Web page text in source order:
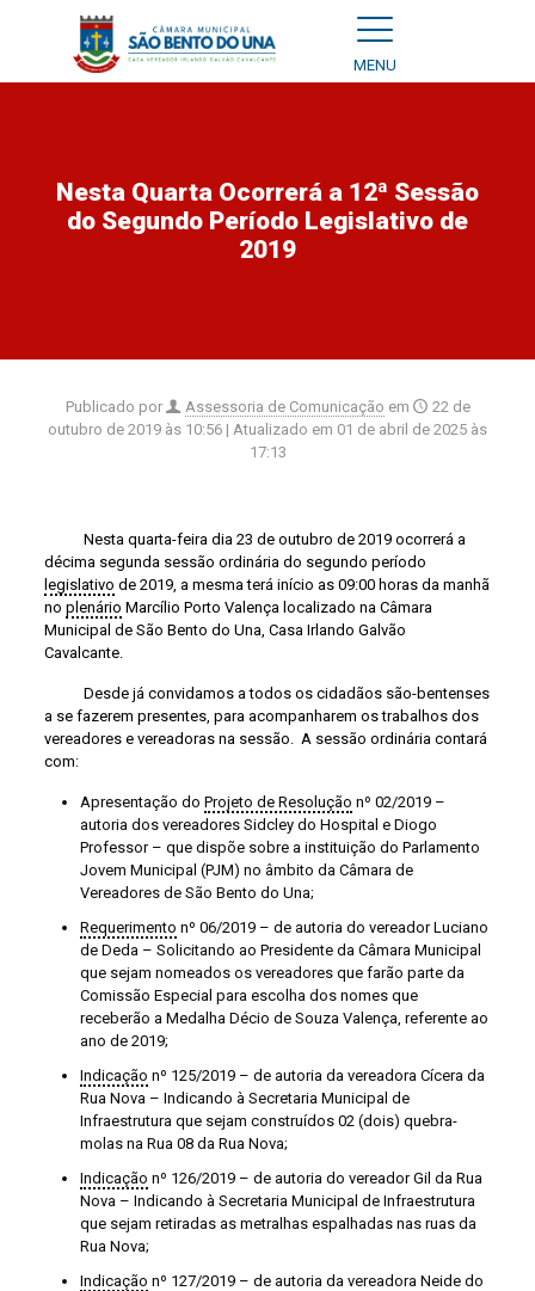
MENU
Nesta Quarta Ocorrerá a 12ª Sessão
do Segundo Período Legislativo de
2019
Publicado por Assessoria de Comunicação em
22 de
outubro de 2019 às 10:56 | Atualizado em 01 de abril de 2025 às
17:13
Nesta quarta-feira dia 23 de outubro de 2019 ocorrerá a
décima segunda sessão ordinária do segundo período
legislativo de 2019, a mesma terá início as 09:00 horas da manhã
no plenário Marcílio Porto Valença localizado na Câmara
Municipal de São Bento do Una, Casa Irlando Galvão
Cavalcante.
Desde já convidamos a todos os cidadãos são-bentenses
a se fazerem presentes, para acompanharem os trabalhos dos
vereadores e vereadoras na sessão. A sessão ordinária contará
com:
Apresentação do Projeto de Resolução nº 02/2019 –
autoria dos vereadores Sidcley do Hospital e Diogo
Professor – que dispõe sobre a instituição do Parlamento
Jovem Municipal (PJM) no âmbito da Câmara de
Vereadores de São Bento do Una;
Requerimento nº 06/2019 – de autoria do vereador Luciano
de Deda – Solicitando ao Presidente da Câmara Municipal
que sejam nomeados os vereadores que farão parte da
Comissão Especial para escolha dos nomes que
receberão a Medalha Décio de Souza Valença, referente ao
ano de 2019;
Indicação nº 125/2019 – de autoria da vereadora Cícera da
Rua Nova – Indicando à Secretaria Municipal de
Infraestrutura que sejam construídos 02 (dois) quebra-
molas na Rua 08 da Rua Nova;
Indicação nº 126/2019 – de autoria do vereador Gil da Rua
Nova – Indicando à Secretaria Municipal de Infraestrutura
que sejam retiradas as metralhas espalhadas nas ruas da
Rua Nova;
Indicação nº 127/2019 – de autoria da vereadora Neide do